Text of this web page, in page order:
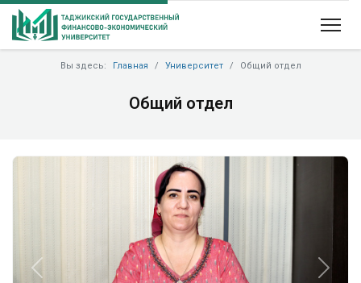
Вы здесь: Главная Университет Общий отдел
Общий отдел
Previous Next